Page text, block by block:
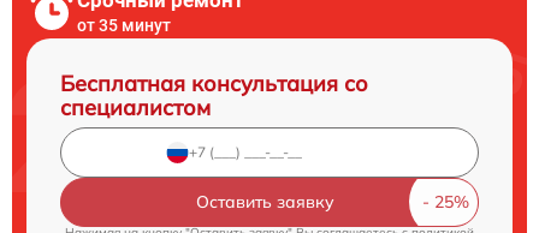
от 35 минут
Бесплатная консультация со
специалистом
Оставить заявку